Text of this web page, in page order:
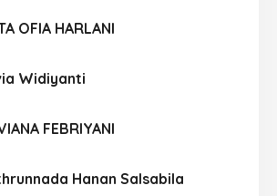
OFIA HARLANI
Widiyanti
FEBRIYANI
Hanan Salsabila